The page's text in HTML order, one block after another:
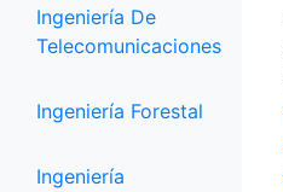
Ingeniería De
Telecomunicaciones
Ingeniería Forestal
Ingeniería